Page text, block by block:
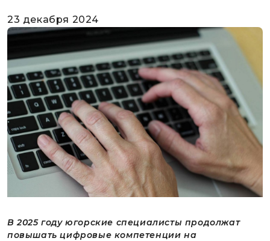
23 декабря 2024
В 2025 году югорские специалисты продолжат
повышать цифровые компетенции на